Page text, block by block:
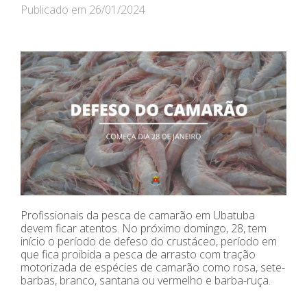
Publicado em 26/01/2024
Profissionais da pesca de camarão em Ubatuba
devem ficar atentos. No próximo domingo, 28, tem
início o período de defeso do crustáceo, período em
que fica proibida a pesca de arrasto com tração
motorizada de espécies de camarão como rosa, sete-
barbas, branco, santana ou vermelho e barba-ruça.